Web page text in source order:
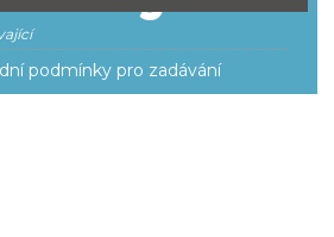
podmínky pro zadávání